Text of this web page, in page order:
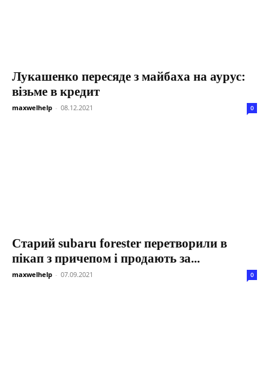
Лукашенко пересяде з майбаха на аурус:
візьме в кредит
maxwelhelp - 08.12.2021 0
Старий subaru forester перетворили в
пікап з причепом і продають за...
maxwelhelp - 07.09.2021 0